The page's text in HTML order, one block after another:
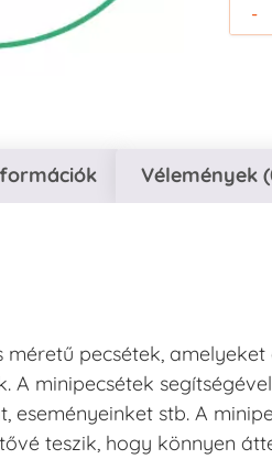
-
Vélemények
méretű pecsétek,
A minipecsétek
eseményeinket stb. A
teszik, hogy könnyen